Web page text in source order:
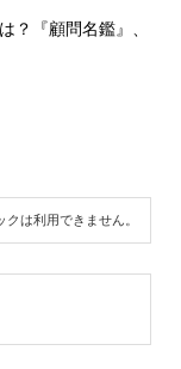
？『顧問名鑑』、
クは利用できません。